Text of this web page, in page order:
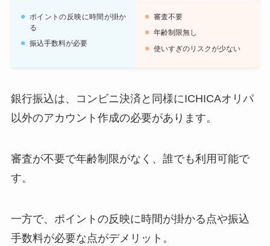
ポイントの反映に時間が掛か
る
振込手数料が必要
審査不要
年齢制限無し
使いすぎのリスクが少ない
銀行振込は、コンビニ決済と同様にICHICAオリパ
以外のアカウント作成の必要があります。
審査が不要で年齢制限がなく、誰でも利用可能で
す。
一方で、ポイントの反映に時間が掛かる点や振込
手数料が必要な点がデメリット。